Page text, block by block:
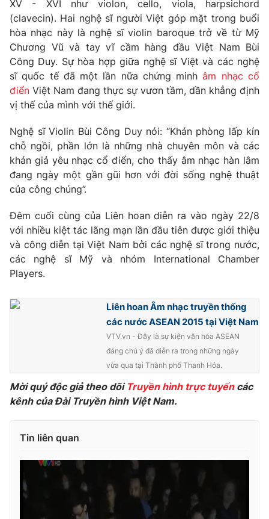
Video Shorts video
VTV Money VTV Thể thao
VTV Sức khoẻ Bất động sản
Thị trường 24h Tấm lòng Việt
VTV4 Vươn mình bằng AI
VTV9
Liên hệ tòa soạn English
THỜI BÁO VTV
Cơ quan chủ quản:Đài Truyền hình Việt Nam
Giấy phép hoạt động báo in và báo điện tử số 483/GP-BTTTT
cấp ngày 29/12/2023
Tổng Biên tập:Vũ Thanh Thủy
Phó Tổng Biên tập:
Nguyễn Thị Mỹ Hạnh, Phạm Quốc Thắng,
Nguyễn Trọng Ninh
024.38 355 931 - 024.38 355 932
XV - XVI như violon, cello, viola, harpsichord
(clavecin). Hai nghệ sĩ người Việt góp mặt trong buổi
hòa nhạc này là nghệ sĩ violin baroque trở về từ Mỹ
Chương Vũ và tay vĩ cầm hàng đầu Việt Nam Bùi
Công Duy. Sự hòa hợp giữa nghệ sĩ Việt và các nghệ
sĩ quốc tế đã một lần nữa chứng minhâm nhạc cổ
điển Việt Nam đang thực sự vươn tầm, dần khẳng định
vị thế của mình với thế giới.
Nghệ sĩ Violin Bùi Công Duy nói: “Khán phòng lấp kín
chỗ ngồi, phần lớn là những nhà chuyên môn và các
khán giả yêu nhạc cổ điển, cho thấy âm nhạc hàn lâm
đang ngày một gần gũi hơn với đời sống nghệ thuật
của công chúng”.
Đêm cuối cùng của Liên hoan diễn ra vào ngày 22/8
với nhiều kiệt tác lãng mạn lần đầu tiên được giới thiệu
và công diễn tại Việt Nam bởi các nghệ sĩ trong nước,
các nghệ sĩ Mỹ và nhóm International Chamber
Players.
Liên hoan Âm nhạc truyền thống
các nước ASEAN 2015 tại Việt Nam
VTV.vn - Đây là sự kiện văn hóa ASEAN
đáng chú ý đã diễn ra trong những ngày
vừa qua tại Thành phố Thanh Hóa.
Mời quý độc giả theo dõi Truyền hình trực tuyếncác
kênh của Đài Truyền hình Việt Nam.
Tin liên quan